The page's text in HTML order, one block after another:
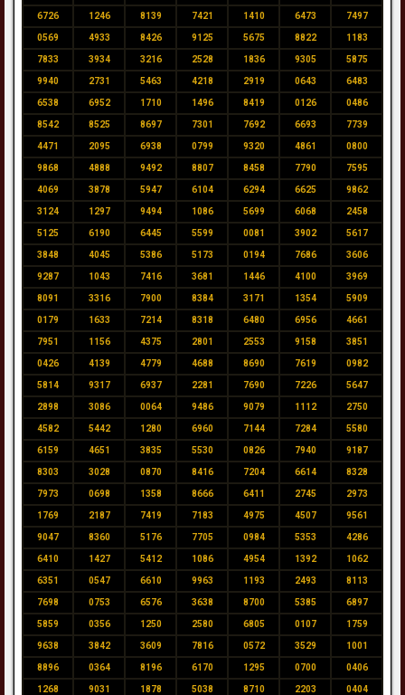
6726 1246 8139 7421 1410 6473 7497
0569 4933 8426 9125 5675 8822 1183
7833 3934 3216 2528 1836 9305 5875
9940 2731 5463 4218 2919 0643 6483
6538 6952 1710 1496 8419 0126 0486
8542 8525 8697 7301 7692 6693 7739
4471 2095 6938 0799 9320 4861 0800
9868 4888 9492 8807 8458 7790 7595
4069 3878 5947 6104 6294 6625 9862
3124 1297 9494 1086 5699 6068 2458
5125 6190 6445 5599 0081 3902 5617
3848 4045 5386 5173 0194 7686 3606
9287 1043 7416 3681 1446 4100 3969
8091 3316 7900 8384 3171 1354 5909
0179 1633 7214 8318 6480 6956 4661
7951 1156 4375 2801 2553 9158 3851
0426 4139 4779 4688 8690 7619 0982
5814 9317 6937 2281 7690 7226 5647
2898 3086 0064 9486 9079 1112 2750
4582 5442 1280 6960 7144 7284 5580
6159 4651 3835 5530 0826 7940 9187
8303 3028 0870 8416 7204 6614 8328
7973 0698 1358 8666 6411 2745 2973
1769 2187 7419 7183 4975 4507 9561
9047 8360 5176 7705 0984 5353 4286
6410 1427 5412 1086 4954 1392 1062
6351 0547 6610 9963 1193 2493 8113
7698 0753 6576 3638 8700 5385 6897
5859 0356 1250 2580 6805 0107 1759
9638 3842 3609 7816 0572 3529 1001
8896 0364 8196 6170 1295 0700 0406
1268 9031 1878 5038 8710 2203 0404